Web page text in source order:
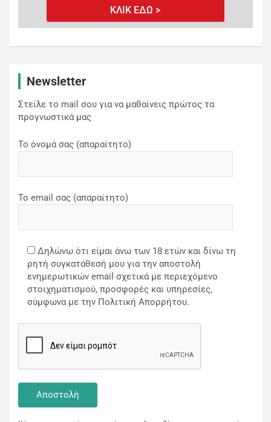
ΚΛΙΚ ΕΔΩ >
Newsletter
Στείλε το mail σου για να μαθαίνεις πρώτος τα
προγνωστικά μας
Το όνομά σας (απαραίτητο)
Το email σας (απαραίτητο)
Δηλώνω ότι είμαι άνω των 18 ετών και δίνω τη
ρητή συγκατάθεσή μου για την αποστολή
ενημερωτικών email σχετικά με περιεχόμενο
στοιχηματισμού, προσφορές και υπηρεσίες,
σύμφωνα με την Πολιτική Απορρήτου.